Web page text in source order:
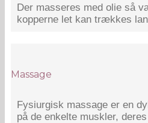
Der masseres med olie så
kopperne let kan trækkes
Massage
Fysiurgisk massage er en
på de enkelte muskler,